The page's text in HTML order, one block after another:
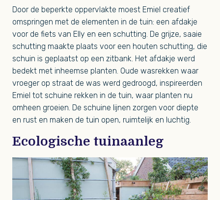
Door de beperkte oppervlakte moest Emiel creatief
omspringen met de elementen in de tuin: een afdakje
voor de fiets van Elly en een schutting. De grijze, saaie
schutting maakte plaats voor een houten schutting, die
schuin is geplaatst op een zitbank. Het afdakje werd
bedekt met inheemse planten. Oude wasrekken waar
vroeger op straat de was werd gedroogd, inspireerden
Emiel tot schuine rekken in de tuin, waar planten nu
omheen groeien. De schuine lijnen zorgen voor diepte
en rust en maken de tuin open, ruimtelijk en luchtig.
Ecologische tuinaanleg